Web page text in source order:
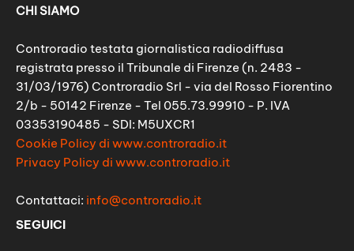
CHI SIAMO
Controradio testata giornalistica radiodiffusa
registrata presso il Tribunale di Firenze (n. 2483 -
31/03/1976) Controradio Srl - via del Rosso Fiorentino
2/b - 50142 Firenze - Tel 055.73.99910 - P. IVA
03353190485 - SDI: M5UXCR1
Cookie Policy di www.controradio.it
Privacy Policy di www.controradio.it
Contattaci: info@controradio.it
SEGUICI